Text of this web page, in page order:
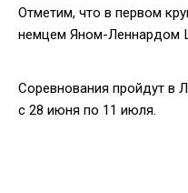
Отметим, что в первом
немцем Яном-Леннардом
Соревнования пройдут в
с 28 июня по 11 июля.